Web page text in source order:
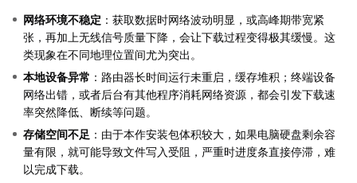
网络环境不稳定 ：获取数据时网络波动明显，或高峰期带宽紧
张，再加上无线信号质量下降，会让下载过程变得极其缓慢。这
类现象在不同地理位置间尤为突出。
本地设备异常 ：路由器长时间运行未重启，缓存堆积；终端设备
网络出错，或者后台有其他程序消耗网络资源，都会引发下载速
率突然降低、断续等问题。
存储空间不足 ：由于本作安装包体积较大，如果电脑硬盘剩余容
量有限，就可能导致文件写入受阻，严重时进度条直接停滞，难
以完成下载。